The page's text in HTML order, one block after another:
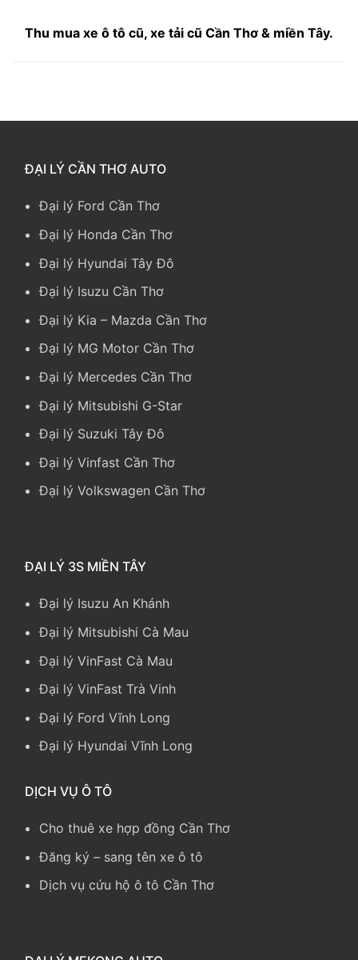
Thu mua xe ô tô cũ, xe tải cũ Cần Thơ & miền Tây.
ĐẠI LÝ CẦN THƠ AUTO
Đại lý Ford Cần Thơ
Đại lý Honda Cần Thơ
Đại lý Hyundai Tây Đô
Đại lý Isuzu Cần Thơ
Đại lý Kia – Mazda Cần Thơ
Đại lý MG Motor Cần Thơ
Đại lý Mercedes Cần Thơ
Đại lý Mitsubishi G-Star
Đại lý Suzuki Tây Đô
Đại lý Vinfast Cần Thơ
Đại lý Volkswagen Cần Thơ
ĐẠI LÝ 3S MIỀN TÂY
Đại lý Isuzu An Khánh
Đại lý Mitsubishi Cà Mau
Đại lý VinFast Cà Mau
Đại lý VinFast Trà Vinh
Đại lý Ford Vĩnh Long
Đại lý Hyundai Vĩnh Long
DỊCH VỤ Ô TÔ
Cho thuê xe hợp đồng Cần Thơ
Đăng ký – sang tên xe ô tô
Dịch vụ cứu hộ ô tô Cần Thơ